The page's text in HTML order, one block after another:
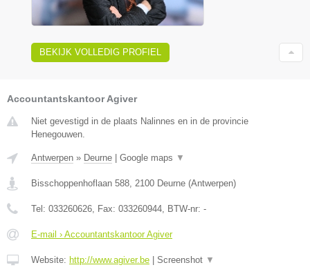
BEKIJK VOLLEDIG PROFIEL
Accountantskantoor Agiver
Niet gevestigd in de plaats Nalinnes en in de provincie
Henegouwen.
Antwerpen » Deurne Google maps ▼
Bisschoppenhoflaan 588 2100 Deurne (Antwerpen)
Tel: 033260626 , Fax: 033260944 , BTW-nr: -
E-mail › Accountantskantoor Agiver
Website: http://www.agiver.be Screenshot ▼